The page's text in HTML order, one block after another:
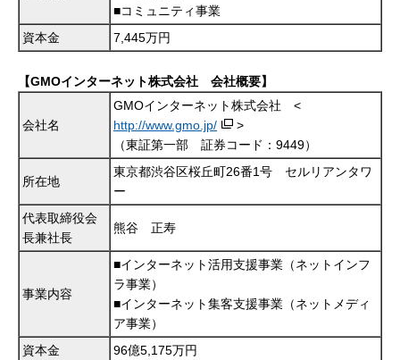
■コミュニティ事業
資本金
7,445万円
【GMOインターネット株式会社 会社概要】
会社名
GMOインターネット株式会社 <
http://www.gmo.jp/
>
（東証第一部 証券コード：9449）
所在地
東京都渋谷区桜丘町26番1号 セルリアンタワ
ー
代表取締役会
長兼社長
熊谷 正寿
事業内容
■インターネット活用支援事業（ネットインフ
ラ事業）
■インターネット集客支援事業（ネットメディ
ア事業）
資本金
96億5,175万円